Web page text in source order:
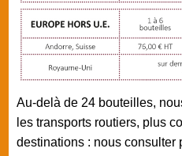
Au-delà de 24 bouteilles,
les transports routiers, plus
destinations : nous consulter